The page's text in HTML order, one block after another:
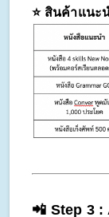
⭐️ สินค้าแนะ
📲 Step 3